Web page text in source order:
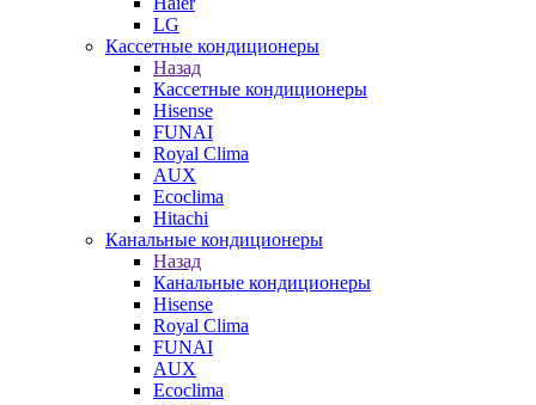
LG
Кассетные кондиционеры
Назад
Кассетные кондиционеры
Hisense
FUNAI
Royal Clima
AUX
Ecoclima
Hitachi
Канальные кондиционеры
Назад
Канальные кондиционеры
Hisense
Royal Clima
FUNAI
AUX
Ecoclima